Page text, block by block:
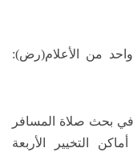
من الأعلام(رض):
في بحث صلاة المسافر
التخيير الأربعة